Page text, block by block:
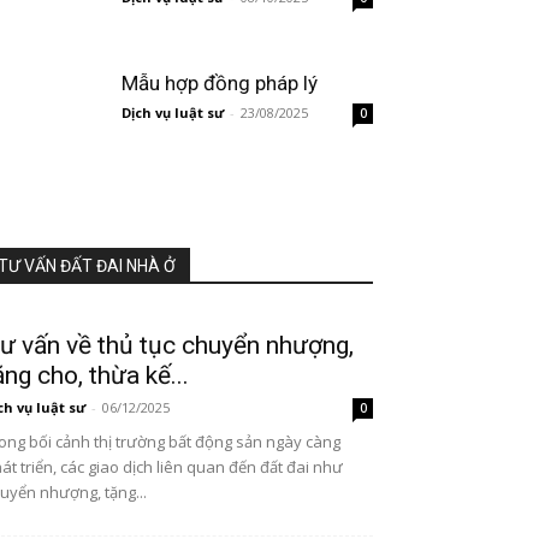
Mẫu hợp đồng pháp lý
Dịch vụ luật sư - 23/08/2025 0
VẤN ĐẤT ĐAI NHÀ Ở
vấn về thủ tục chuyển nhượng,
cho, thừa kế...
vụ luật sư - 06/12/2025 0
bối cảnh thị trường bất động sản ngày càng
triển, các giao dịch liên quan đến đất đai như
nhượng, tặng...